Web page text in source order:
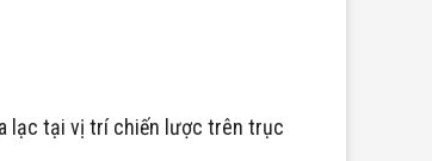
lạc tại vị trí chiến lược trên trục